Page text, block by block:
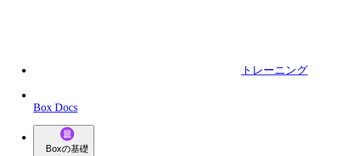
トレーニング
Box Docs
Boxの基礎